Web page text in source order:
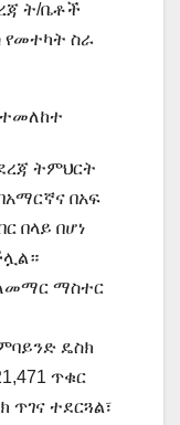
ት/ቤቶች
ስራ
ትምህርት
በአፍ
በላይ በሆነ
ማስተር
ዴስክ
ጥቁር
ጥገና ተደርጓል፣